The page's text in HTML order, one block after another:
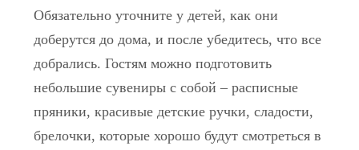
Обязательно уточните у детей, как они
доберутся до дома, и после убедитесь, что все
добрались. Гостям можно подготовить
небольшие сувениры с собой – расписные
пряники, красивые детские ручки, сладости,
брелочки, которые хорошо будут смотреться в